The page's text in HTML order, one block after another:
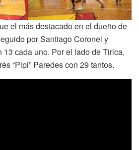
el más destacado en el dueño de
por Santiago Coronel y
13 cada uno. Por el lado de Tirica,
“Pipi” Paredes con 29 tantos.